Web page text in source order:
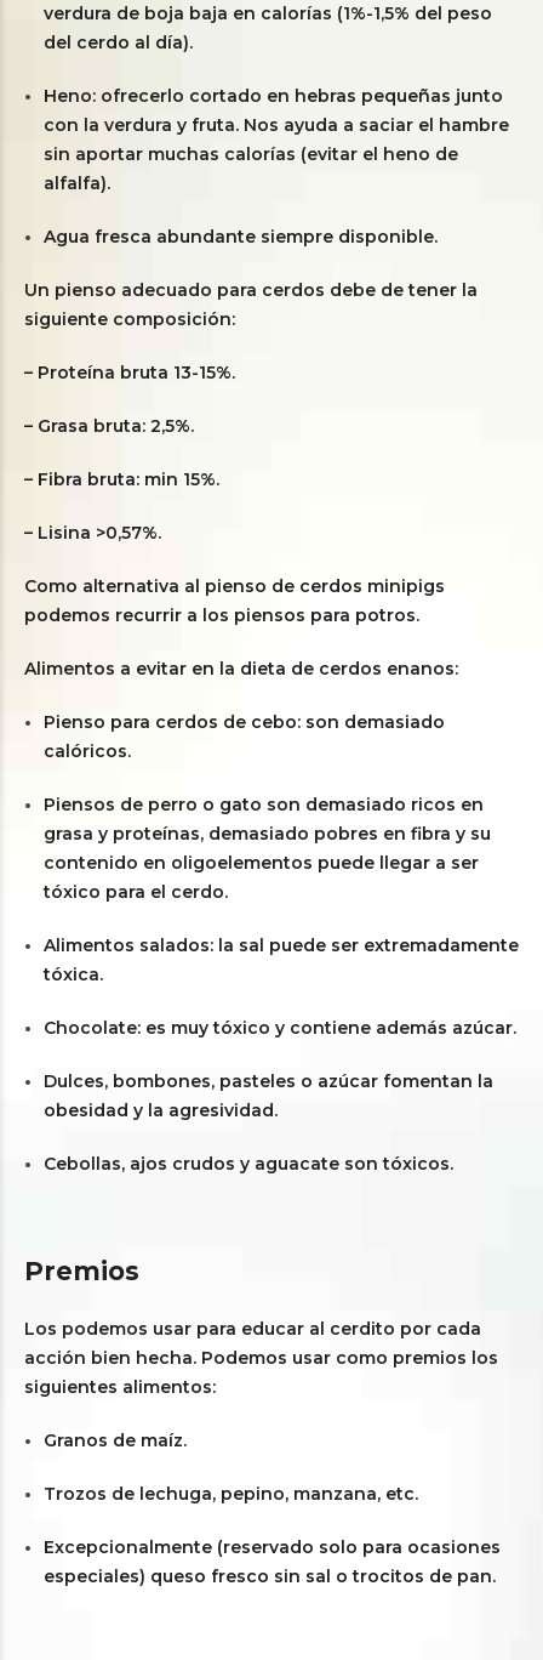
verdura de boja baja en calorías (1%-1,5% del peso
del cerdo al día).
Heno: ofrecerlo cortado en hebras pequeñas junto
con la verdura y fruta. Nos ayuda a saciar el hambre
sin aportar muchas calorías (evitar el heno de
alfalfa).
Agua fresca abundante siempre disponible.
Un pienso adecuado para cerdos debe de tener la
siguiente composición:
– Proteína bruta 13-15%.
– Grasa bruta: 2,5%.
– Fibra bruta: min 15%.
– Lisina >0,57%.
Como alternativa al pienso de cerdos minipigs
podemos recurrir a los piensos para potros.
Alimentos a evitar en la dieta de cerdos enanos:
Pienso para cerdos de cebo: son demasiado
calóricos.
Piensos de perro o gato son demasiado ricos en
grasa y proteínas, demasiado pobres en fibra y su
contenido en oligoelementos puede llegar a ser
tóxico para el cerdo.
Alimentos salados: la sal puede ser extremadamente
tóxica.
Chocolate: es muy tóxico y contiene además azúcar.
Dulces, bombones, pasteles o azúcar fomentan la
obesidad y la agresividad.
Cebollas, ajos crudos y aguacate son tóxicos.
Premios
Los podemos usar para educar al cerdito por cada
acción bien hecha. Podemos usar como premios los
siguientes alimentos:
Granos de maíz.
Trozos de lechuga, pepino, manzana, etc.
Excepcionalmente (reservado solo para ocasiones
especiales) queso fresco sin sal o trocitos de pan.